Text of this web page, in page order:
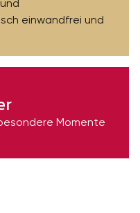
einwandfrei und
Momente